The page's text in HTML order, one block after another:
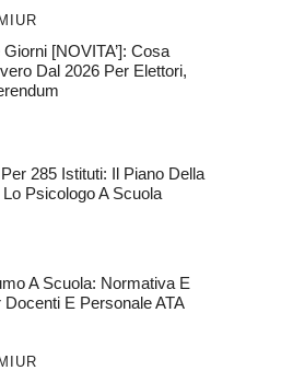
MIUR
[NOVITA’]: Cosa
Dal 2026 Per Elettori,
285 Istituti: Il Piano Della
Psicologo A Scuola
A Scuola: Normativa E
Docenti E Personale ATA
MIUR